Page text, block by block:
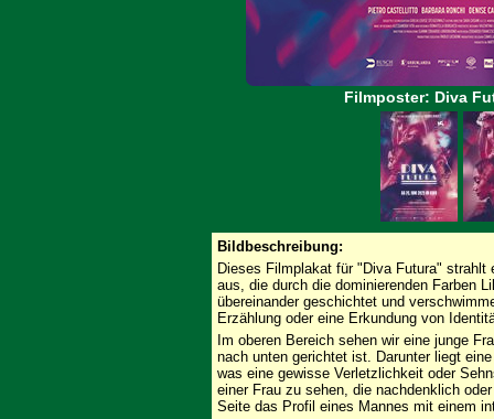
Filmposter: Diva
Bildbeschreibung:
Dieses Filmplakat für "Diva Futura"
aus, die durch die dominierenden Farben
übereinander geschichtet und
Erzählung oder eine Erkundung von
Im oberen Bereich sehen wir eine junge
nach unten gerichtet ist. Darunter liegt
was eine gewisse Verletzlichkeit oder
einer Frau zu sehen, die nachdenklich
Seite das Profil eines Mannes mit einem